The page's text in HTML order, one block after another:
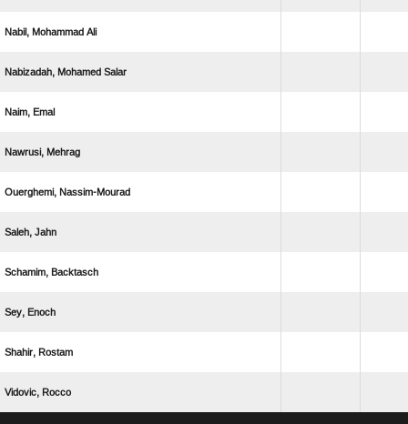
  
  
 
 
 
 
 
 
 
 